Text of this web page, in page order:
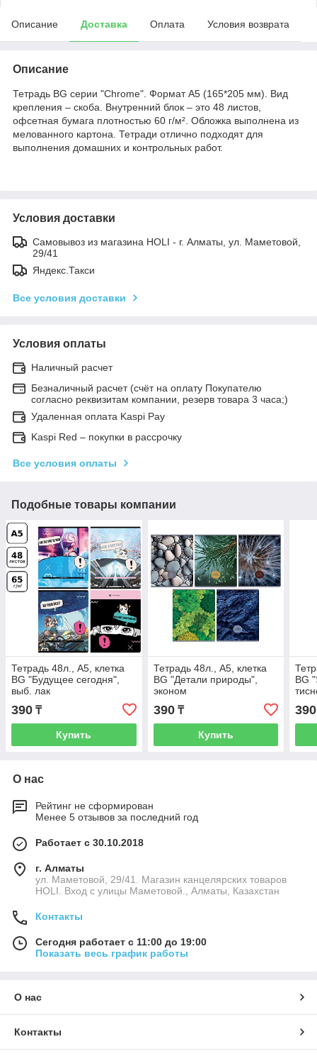
Описание Доставка Оплата Условия возврата
Описание
Тетрадь BG серии "Chrome". Формат А5 (165*205 мм). Вид
крепления – скоба. Внутренний блок – это 48 листов,
офсетная бумага плотностью 60 г/м². Обложка выполнена из
мелованного картона. Тетради отлично подходят для
выполнения домашних и контрольных работ.
Условия доставки
Самовывоз из магазина HOLI - г. Алматы, ул. Маметовой,
29/41
Яндекс.Такси
Все условия доставки
Условия оплаты
Наличный расчет
Безналичный расчет (счёт на оплату Покупателю
согласно реквизитам компании, резерв товара 3 часа;)
Удаленная оплата Kaspi Pay
Kaspi Red – покупки в рассрочку
Все условия оплаты
Подобные товары компании
Тетрадь 48л., А5, клетка
BG "Будущее сегодня",
выб. лак
390 ₸
Купить
Тетрадь 48л., А5, клетка
BG "Детали природы",
эконом
390₸
Купить
BG
390
О нас
Рейтинг не сформирован
Менее 5 отзывов за последний год
Работает с 30.10.2018
г. Алматы
ул. Маметовой, 29/41. Магазин канцелярских товаров
HOLI. Вход с улицы Маметовой., Алматы, Казахстан
Контакты
Сегодня работает с 11:00 до 19:00
Показать весь график работы
О нас
Контакты